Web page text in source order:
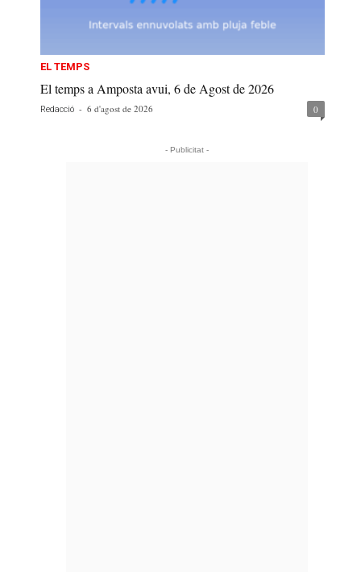
EL TEMPS
El temps a Amposta avui, 6 de Agost de 2026
Redacció - 6 d'agost de 2026 0
- Publicitat -